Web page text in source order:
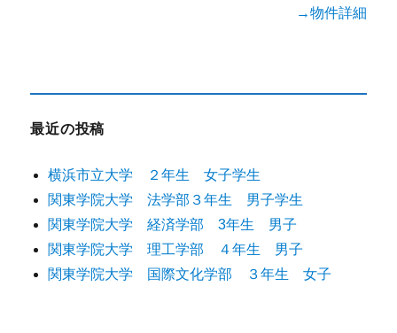
→物件詳細
最近の投稿
横浜市立大学 ２年生 女子学生
関東学院大学 法学部３年生 男子学生
関東学院大学 経済学部 3年生 男子
関東学院大学 理工学部 ４年生 男子
関東学院大学 国際文化学部 ３年生 女子